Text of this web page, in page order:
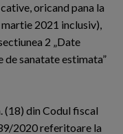
oricand pana la
2021 inclusiv),
2 „Date
sanatate estimata”
(18) din Codul fiscal
2020 referitoare la